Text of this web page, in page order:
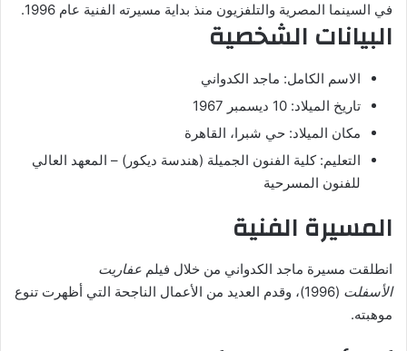
في السينما المصرية والتلفزيون منذ بداية مسيرته الفنية عام 1996.
البيانات الشخصية
الاسم الكامل: ماجد الكدواني
تاريخ الميلاد: 10 ديسمبر 1967
مكان الميلاد: حي شبرا، القاهرة
التعليم: كلية الفنون الجميلة (هندسة ديكور) – المعهد العالي
للفنون المسرحية
المسيرة الفنية
انطلقت مسيرة ماجد الكدواني من خلال فيلم عفاريت
الأسفلت
(1996)، وقدم العديد من الأعمال الناجحة التي أظهرت تنوع
موهبته.